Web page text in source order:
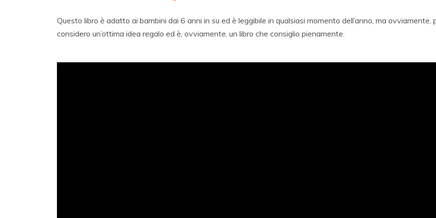
Questo libro è adatto ai bambini dai 6 anni in su ed è leggibile in qualsiasi momento dell’anno, ma
considero un’ottima idea regalo ed è, ovviamente, un libro che consiglio pienamente.